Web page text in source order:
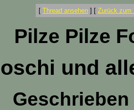
[ Thread ansehen ] [ Zurück zum
Pilze Pilze
und